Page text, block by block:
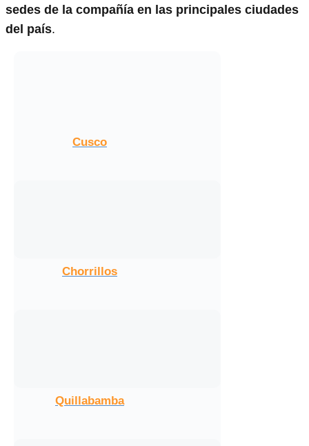
sedes de la compañía en las principales ciudades
del país.
Cusco
Chorrillos
Quillabamba